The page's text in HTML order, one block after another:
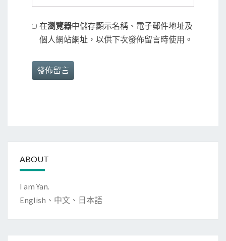
在瀏覽器中儲存顯示名稱、電子郵件地址及
個人網站網址，以供下次發佈留言時使用。
ABOUT
I am Yan.
English、中文、日本語